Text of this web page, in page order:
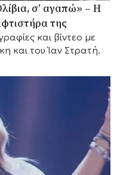
σ’ αγαπώ» – Η
της
και βίντεο με
και του Ίαν Στρατή.